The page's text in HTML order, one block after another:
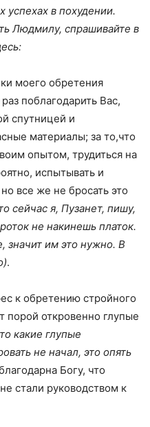
успехах в похудении.
Людмилу, спрашивайте в
моего обретения
поблагодарить Вас,
спутницей и
материалы; за то,что
опытом, трудиться на
испытывать и
все же не бросать это
сейчас я, Пузанет, пишу,
не накинешь платок.
значит им это нужно. В
.
к обретению стройного
порой откровенно глупые
какие глупые
не начал, это опять
Богу, что
стали руководством к